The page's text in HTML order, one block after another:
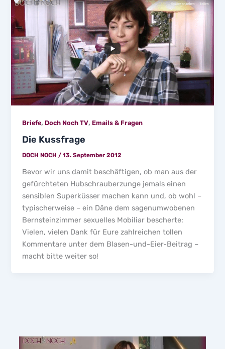
Briefe, Doch Noch TV, Emails & Fragen
Die Kussfrage
DOCH NOCH/13. September 2012
Bevor wir uns damit beschäftigen, ob man aus der
gefürchteten Hubschrauberzunge jemals einen
sensiblen Superküsser machen kann und, ob wohl –
typischerweise – ein Däne dem sagenumwobenen
Bernsteinzimmer sexuelles Mobiliar bescherte:
Vielen, vielen Dank für Eure zahlreichen tollen
Kommentare unter dem Blasen-und-Eier-Beitrag –
macht bitte weiter so!